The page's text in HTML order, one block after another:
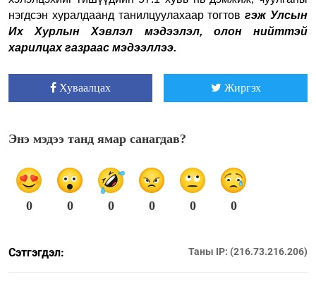
нэгдсэн хуралдаанд танилцуулахаар тогтовгэж Улсын
Их Хурлын Хэвлэл мэдээлэл, олон нийттэй
харилцах газраас мэдээллээ.
Хуваалцах Жиргэх
Энэ мэдээ танд ямар санагдав?
0 0 0 0 0 0
Сэтгэгдэл: Таны IP: (216.73.216.206)